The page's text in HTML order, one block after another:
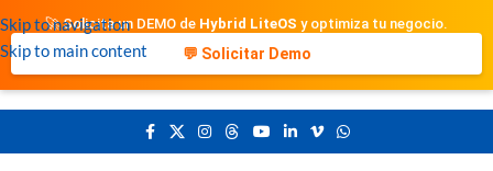
Skip to navigation
Skip to main content
🚀 Solicita un DEMO de Hybrid LiteOS y optimiza tu negocio.
💬 Solicitar Demo